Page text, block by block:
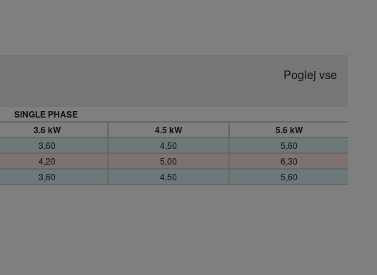
Poglej vse
SINGLE PHASE
3.6 kW 4.5 kW 5.6 kW
3,60 4,50
5,60
4,20 5,00
6,30
3,60 4,50 5,60